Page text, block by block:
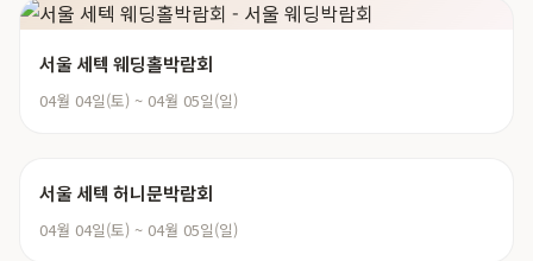
서울 세텍 웨딩홀박람회
04월 04일(토) ~ 04월 05일(일)
서울 세텍 허니문박람회
04월 04일(토) ~ 04월 05일(일)